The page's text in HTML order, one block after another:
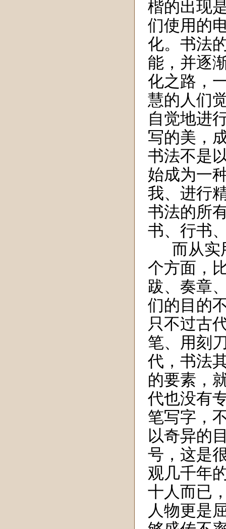
楷的出现
们使用的
化。书法
能，并逐
化之路，
慧的人们
自觉地进
写的美，
书法不是
始成为一
我、进行
书法的所
书、行书
而从实
个方面，
跋、 奏章
们的目的
只不过古
笔、用刻
代，书法
的要素，
代也没有
笔写字，
以奇异的
号，这是
观几千年
十人而已
人物更是